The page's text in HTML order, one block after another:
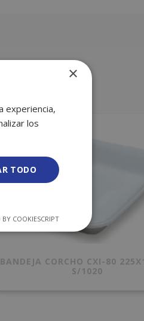
BANDEJA CORCHO CXI-80
S/1020
×
experiencia,
los
TODO
BY COOKIESCRIPT